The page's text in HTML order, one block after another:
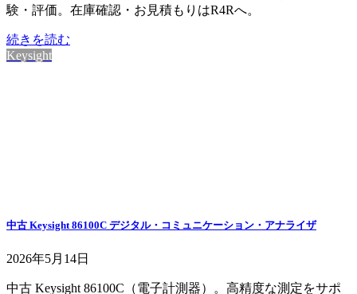
験・評価。在庫確認・お見積もりはR4Rへ。
続きを読む
Keysight
中古 Keysight 86100C デジタル・コミュニケーション・アナライザ
2026年5月14日
中古 Keysight 86100C（電子計測器）。高精度な測定をサポ